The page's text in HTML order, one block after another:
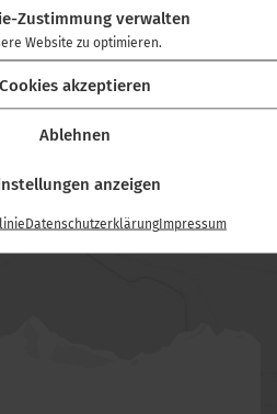
Zustimmung verwalten
Website zu optimieren.
Cookies akzeptieren
Ablehnen
anzeigen
DatenschutzerklärungImpressum